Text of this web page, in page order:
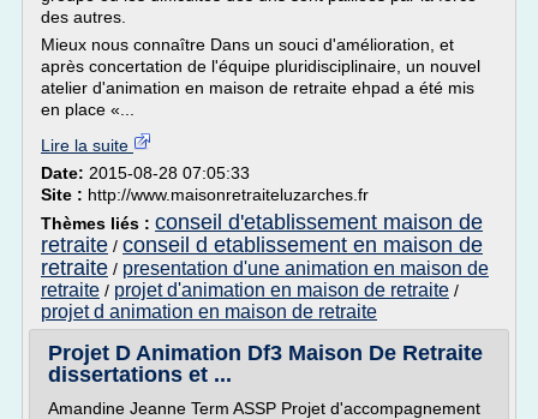
des autres.
Mieux nous connaître Dans un souci d'amélioration, et
après concertation de l'équipe pluridisciplinaire, un nouvel
atelier d'animation en maison de retraite ehpad a été mis
en place «...
Lire la suite
Date: 2015-08-28 07:05:33
Site : http://www.maisonretraiteluzarches.fr
Thèmes liés : conseil d'etablissement maison de
retraite / conseil d etablissement en maison de
retraite / presentation d'une animation en maison de
retraite / projet d'animation en maison de retraite /
projet d animation en maison de retraite
Projet D Animation Df3 Maison De Retraite
dissertations et ...
Amandine Jeanne Term ASSP Projet d'accompagnement